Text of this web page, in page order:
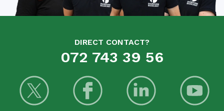
DIRECT CONTACT?
072 743 39 56